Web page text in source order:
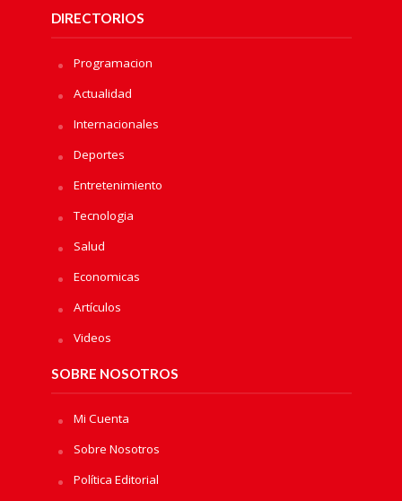
DIRECTORIOS
Programacion
Actualidad
Internacionales
Deportes
Entretenimiento
Tecnologia
Salud
Economicas
Artículos
Videos
SOBRE NOSOTROS
Mi Cuenta
Sobre Nosotros
Política Editorial